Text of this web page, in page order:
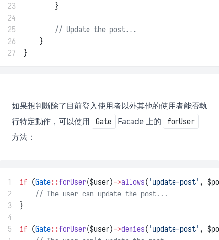
23
        }
24
25
// Update the post...
26
    }
27
}
如果想判斷除了目前登入使用者以外其他的使用者能否執
行特定動作，可以使用
Gate Facade 上的 forUser
方法：
1 if (Gate::forUser($user)->allows( 'update-post' ,
2
// The user can update the post...
3
}
4
5
if (Gate::forUser($user)->denies( 'update-post' ,